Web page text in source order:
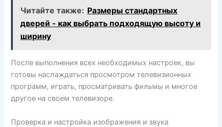
Читайте также: Размеры стандартных
дверей - как выбрать подходящую высоту и
ширину
После выполнения всех необходимых настроек, вы
готовы наслаждаться просмотром телевизионных
программ, играть, просматривать фильмы и многое
другое на своем телевизоре.
Проверка и настройка изображения и звука